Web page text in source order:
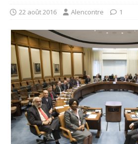
22 août 2016 Alencontre 1